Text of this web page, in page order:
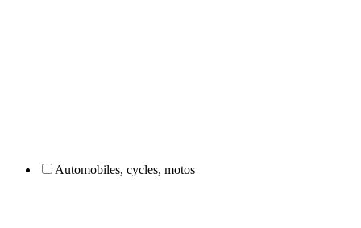
Automobiles, cycles, motos